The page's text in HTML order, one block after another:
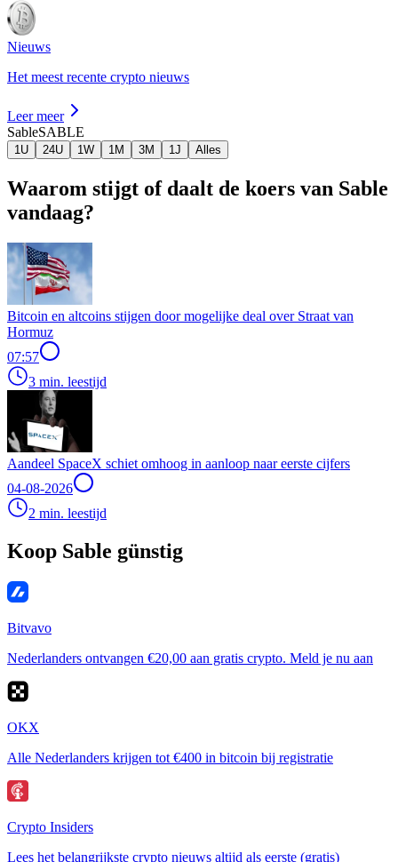
Nieuws
Het meest recente crypto nieuws
Leer meer
SableSABLE
1U 24U 1W 1M 3M 1J Alles
Waarom stijgt of daalt de koers van Sable
vandaag?
Bitcoin en altcoins stijgen door mogelijke deal over Straat van
Hormuz
07:57
3 min. leestijd
Aandeel SpaceX schiet omhoog in aanloop naar eerste cijfers
04-08-2026
2 min. leestijd
Koop Sable günstig
Bitvavo
Nederlanders ontvangen €20,00 aan gratis crypto. Meld je nu aan
OKX
Alle Nederlanders krijgen tot €400 in bitcoin bij registratie
Crypto Insiders
Lees het belangrijkste crypto nieuws altijd als eerste (gratis)